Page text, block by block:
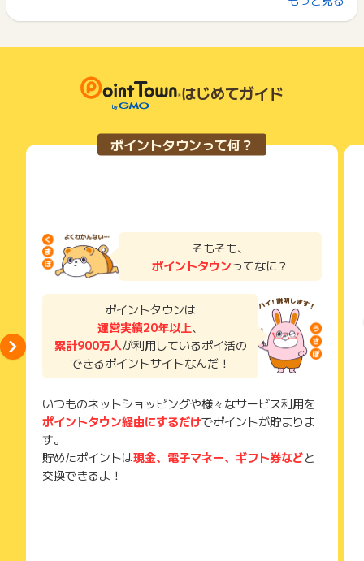
お問い合わせをした場合、ポイント獲得対象外となる場合がご
い物を複数回ご利用された場合
て一度でも同サービス・お買い物を利用されたことがある場合
ご利用前には、Cookieの削除をおこなっていただくことを推奨
サービス・お買い物利用時にお電話など2つ以上の申し込み方
法がある場合、必ずサイト上のWEBフォームからお申し込みく
了などのメールは、ポイント獲得するまで必ず保管してくださ
獲得待ち・獲得失敗の状態でお問い合わせされる際に、該当の
メールを送っていただく場合がございます。
そのため、紛失・破棄された場合は対応いたしかねますので、
ご注意ください。
(※) SafariやChromeなどwebサイトを表示するアプリのこと
商品の交換や一部でもキャンセルされた場合、ポイントが無効
になる可能性もございます。
条件を達成しているかどうかは各広告主ではなく、代理店が行
っているため、広告主はポイントに関する詳細を把握しており
そのため、ポイントタウンのポイントに関するお問い合わせを
広告主様に直接行わないようお願いいたします。
※キャンセル・不備・いたずら・商品受取拒否及び不着、返品の
場合はポイント獲得対象外です。
の商品をオンライン、リテールにて販売しております。
自社で製造からマーケティングまで行い、世界最高レベルの生
はじめてガイド
ポイントタウンって何？
そもそも、
ポイントタウンってなに？
ポイントタウンは
運営実績20年以上、
累計900万人が利用しているポイ活の
できるポイントサイトなんだ！
いつものネットショッピングや様々なサービス利用を
ポイントタウン経由にするだけでポイントが貯まりま
す。
貯めたポイントは現金、電子マネー、ギフト券などと
交換できるよ！